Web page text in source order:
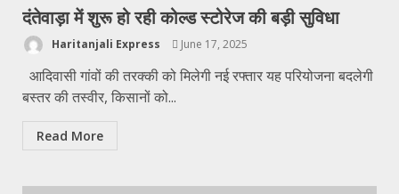
दंतेवाड़ा में शुरू हो रही कोल्ड स्टोरेज की बड़ी सुविधा
Haritanjali Express June 17, 2025
आदिवासी गांवों की तरक्की को मिलेगी नई रफ्तार यह परियोजना बदलेगी
बस्तर की तस्वीर, किसानों को...
Read More